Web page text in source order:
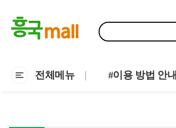
전체메뉴 #이용 방법 안내